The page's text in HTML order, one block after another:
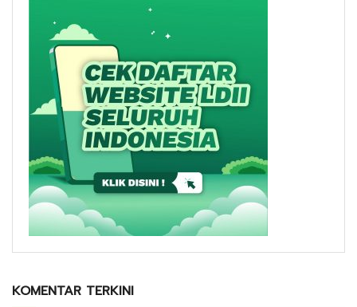
KOMENTAR TERKINI